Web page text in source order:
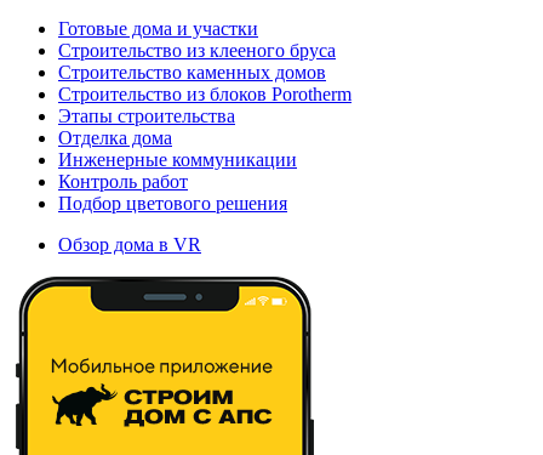
Готовые дома и участки
Строительство из клееного бруса
Строительство каменных домов
Строительство из блоков Porotherm
Этапы строительства
Отделка дома
Инженерные коммуникации
Контроль работ
Подбор цветового решения
Обзор дома в VR